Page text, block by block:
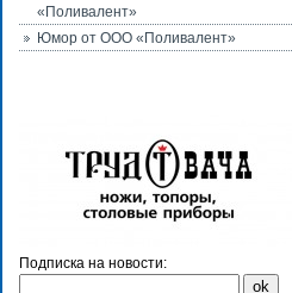
«Поливалент»
Юмор от ООО «Поливалент»
Подписка на новости: